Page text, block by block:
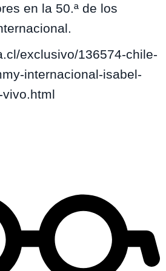
en la 50.ª de los
exclusivo/136574-chile-
internacional-isabel-